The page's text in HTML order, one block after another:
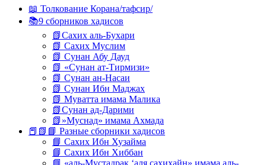
📖 Толкование Корана/тафсир/
📚9 сборников хадисов
📗Сахих аль-Бухари
📗 Сахих Муслим
📗 Сунан Абу Дауд
📗 «Сунан ат-Тирмизи»
📗 Сунан ан-Насаи
📗 Сунан Ибн Маджах
📗 Муватта имама Малика
📗Сунан ад-Дарими
📗»Муснад» имама Ахмада
📕📗📘 Разные сборники хадисов
📘 Сахих Ибн Хузайма
📘 Сахих Ибн Хиббан
📘 «аль-Мустадрак ‘аля сахихайн» имама аль-